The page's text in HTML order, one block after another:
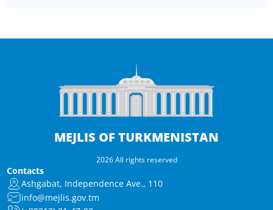
MEJLIS OF TURKMENISTAN
2026 All rights reserved
Contacts
Ashgabat, Independence Ave., 110
info@mejlis.gov.tm